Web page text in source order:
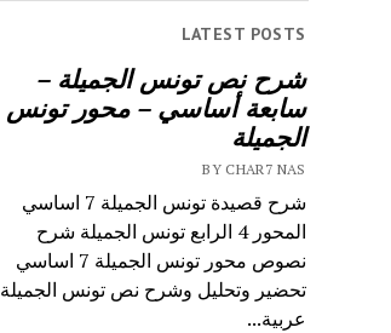
LATEST POSTS
شرح نص تونس الجميلة –
سابعة أساسي – محور تونس
الجميلة
BY CHAR7 NAS
شرح قصيدة تونس الجميلة 7 اساسي
المحور 4 الرابع تونس الجميلة شرح
نصوص محور تونس الجميلة 7 اساسي
تحضير وتحليل وشرح نص تونس الجميلة
عربية...